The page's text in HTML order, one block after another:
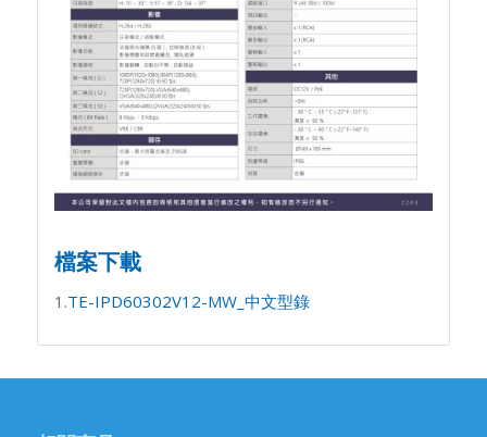
檔案下載
1.TE-IPD60302V12-MW_中文型錄